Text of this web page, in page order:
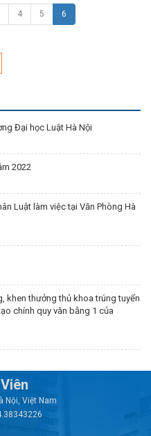
4 5 6
Đại học Luật Hà Nội
2022
Luật làm việc tại Văn Phòng Hà
khen thưởng thủ khoa trúng tuyển
chính quy văn bằng 1 của
Nội, Việt Nam